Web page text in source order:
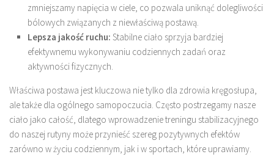
zmniejszamy napięcia w ciele, co pozwala uniknąć dolegliwości
bólowych związanych z niewłaściwą postawą.
Lepsza jakość ruchu: Stabilne ciało sprzyja bardziej
efektywnemu wykonywaniu codziennych zadań oraz
aktywności fizycznych.
Właściwa postawa jest kluczowa nie tylko dla zdrowia kręgosłupa,
ale także dla ogólnego samopoczucia. Często postrzegamy nasze
ciało jako całość, dlatego wprowadzenie treningu stabilizacyjnego
do naszej rutyny może przynieść szereg pozytywnych efektów
zarówno w życiu codziennym, jak i w sportach, które uprawiamy.